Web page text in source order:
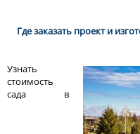
Где заказать проект и
Узнать
стоимость
сада в